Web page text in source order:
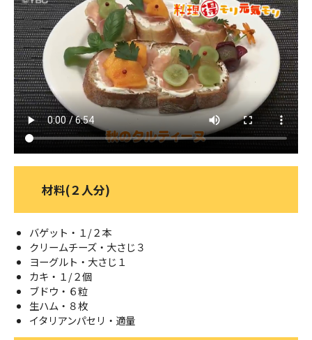
Present
ＹＢＣオンデマンド
やまがた情熱市場
材料(２人分)
バゲット・１/２本
クリームチーズ・大さじ３
ヨーグルト・大さじ１
カキ・１/２個
ブドウ・６粒
生ハム・８枚
イタリアンパセリ・適量